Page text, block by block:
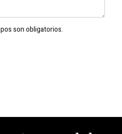
son obligatorios.